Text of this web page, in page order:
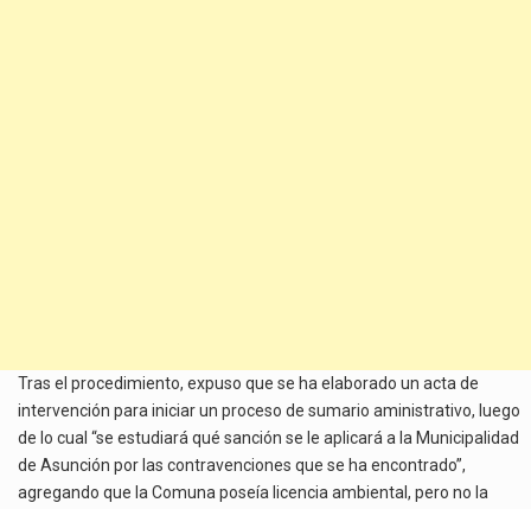
Tras el procedimiento, expuso que se ha elaborado un acta de
intervención para iniciar un proceso de sumario aministrativo, luego
de lo cual “se estudiará qué sanción se le aplicará a la Municipalidad
de Asunción por las contravenciones que se ha encontrado”,
agregando que la Comuna poseía licencia ambiental, pero no la